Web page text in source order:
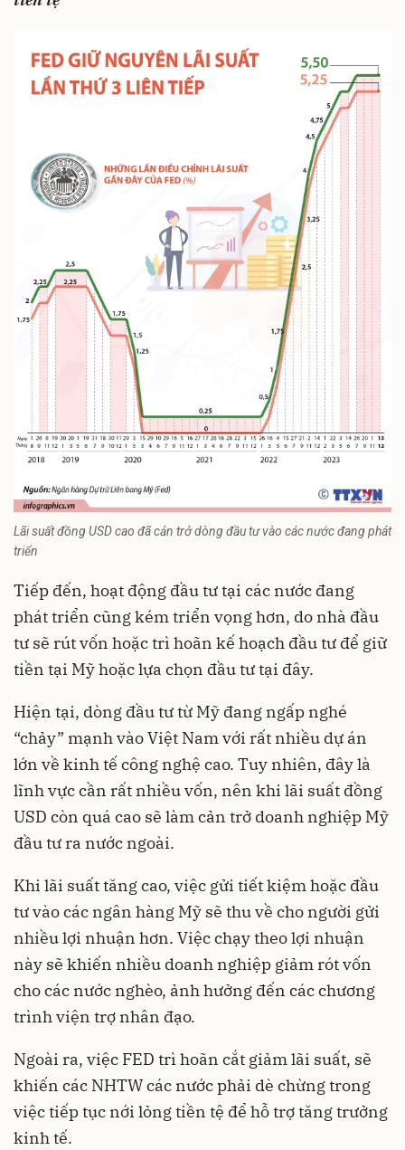
Lãi suất đồng USD cao đã cản trở dòng đầu tư vào các nước đang phát
triển
Tiếp đến, hoạt động đầu tư tại các nước đang
phát triển cũng kém triển vọng hơn, do nhà đầu
tư sẽ rút vốn hoặc trì hoãn kế hoạch đầu tư để giữ
tiền tại Mỹ hoặc lựa chọn đầu tư tại đây.
Hiện tại, dòng đầu tư từ Mỹ đang ngấp nghé
“chảy” mạnh vào Việt Nam với rất nhiều dự án
lớn về kinh tế công nghệ cao. Tuy nhiên, đây là
lĩnh vực cần rất nhiều vốn, nên khi lãi suất đồng
USD còn quá cao sẽ làm cản trở doanh nghiệp Mỹ
đầu tư ra nước ngoài.
Khi lãi suất tăng cao, việc gửi tiết kiệm hoặc đầu
tư vào các ngân hàng Mỹ sẽ thu về cho người gửi
nhiều lợi nhuận hơn. Việc chạy theo lợi nhuận
này sẽ khiến nhiều doanh nghiệp giảm rót vốn
cho các nước nghèo, ảnh hưởng đến các chương
trình viện trợ nhân đạo.
Ngoài ra, việc FED trì hoãn cắt giảm lãi suất, sẽ
khiến các NHTW các nước phải dè chừng trong
việc tiếp tục nới lỏng tiền tệ để hỗ trợ tăng trưởng
kinh tế.